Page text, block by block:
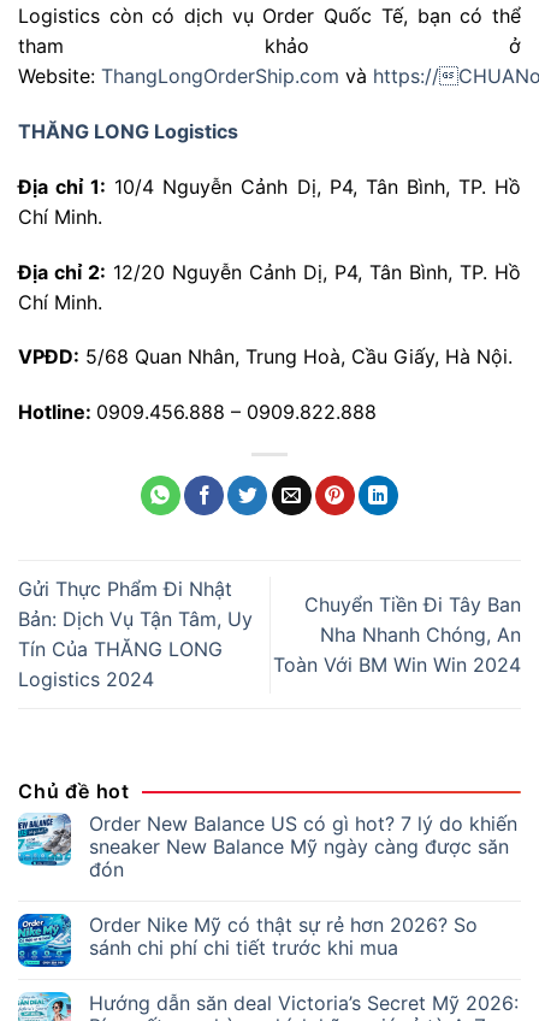
Logistics còn có dịch vụ Order Quốc Tế, bạn có thể
tham khảo ở
Website: ThangLongOrderShip.com và https://
THĂNG LONG Logistics
Địa chỉ 1: 10/4 Nguyễn Cảnh Dị, P4, Tân Bình, TP. Hồ
Chí Minh.
Địa chỉ 2: 12/20 Nguyễn Cảnh Dị, P4, Tân Bình, TP. Hồ
Chí Minh.
VPĐD: 5/68 Quan Nhân, Trung Hoà, Cầu Giấy, Hà Nội.
Hotline: 0909.456.888 – 0909.822.888
Gửi Thực Phẩm Đi Nhật
Bản: Dịch Vụ Tận Tâm, Uy
Tín Của THĂNG LONG
Logistics 2024
Chuyển Tiền Đi Tây Ban
Nha Nhanh Chóng, An
Toàn Với BM Win Win 2024
Chủ đề hot
Order New Balance US có gì hot? 7 lý do khiến
sneaker New Balance Mỹ ngày càng được săn
đón
Order Nike Mỹ có thật sự rẻ hơn 2026? So
sánh chi phí chi tiết trước khi mua
Hướng dẫn săn deal Victoria’s Secret Mỹ 2026: